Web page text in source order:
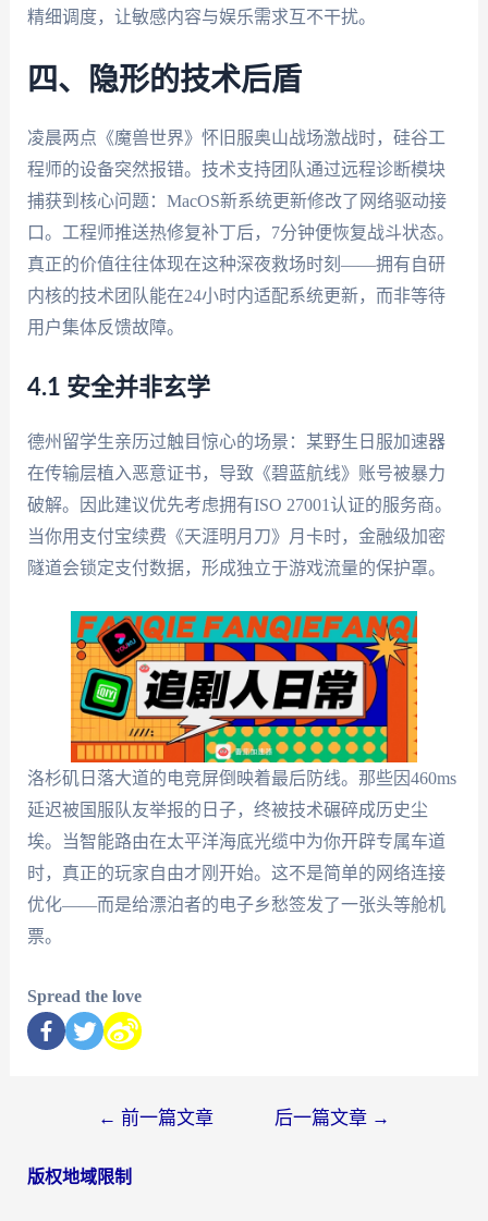
精细调度，让敏感内容与娱乐需求互不干扰。
四、隐形的技术后盾
凌晨两点《魔兽世界》怀旧服奥山战场激战时，硅谷工
程师的设备突然报错。技术支持团队通过远程诊断模块
捕获到核心问题：MacOS新系统更新修改了网络驱动接
口。工程师推送热修复补丁后，7分钟便恢复战斗状态。
真正的价值往往体现在这种深夜救场时刻——拥有自研
内核的技术团队能在24小时内适配系统更新，而非等待
用户集体反馈故障。
4.1 安全并非玄学
德州留学生亲历过触目惊心的场景：某野生日服加速器
在传输层植入恶意证书，导致《碧蓝航线》账号被暴力
破解。因此建议优先考虑拥有ISO 27001认证的服务商。
当你用支付宝续费《天涯明月刀》月卡时，金融级加密
隧道会锁定支付数据，形成独立于游戏流量的保护罩。
洛杉矶日落大道的电竞屏倒映着最后防线。那些因460ms
延迟被国服队友举报的日子，终被技术碾碎成历史尘
埃。当智能路由在太平洋海底光缆中为你开辟专属车道
时，真正的玩家自由才刚开始。这不是简单的网络连接
优化——而是给漂泊者的电子乡愁签发了一张头等舱机
票。
Spread the love
← 前一篇文章 后一篇文章 →
版权地域限制